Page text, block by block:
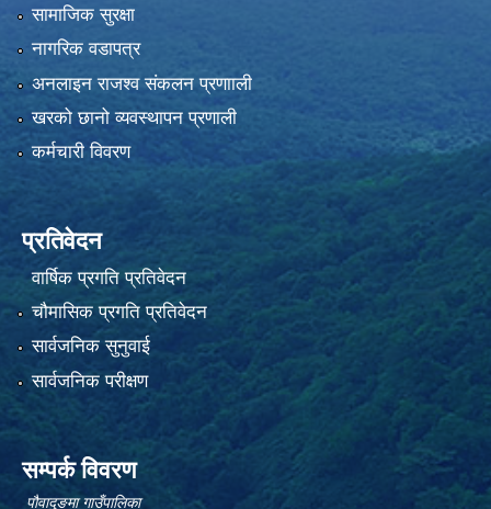
सामाजिक सुरक्षा
नागरिक वडापत्र
अनलाइन राजश्व संकलन प्रणााली
खरको छानो व्यवस्थापन प्रणाली
कर्मचारी विवरण
प्रतिवेदन
वार्षिक प्रगति प्रतिवेदन
चौमासिक प्रगति प्रतिवेदन
सार्वजनिक सुनुवाई
सार्वजनिक परीक्षण
सम्पर्क विवरण
पौवादुङमा गाउँपालिका